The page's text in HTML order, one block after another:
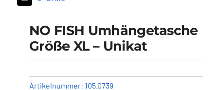
NO FISH Umhängetasche
Größe XL – Unikat
Artikelnummer: 105.0739